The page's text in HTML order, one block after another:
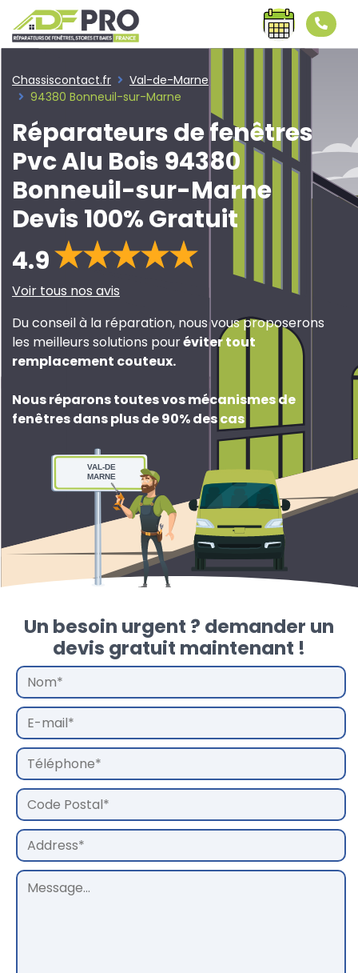
Chassiscontact.fr
Val-de-Marne
94380 Bonneuil-sur-Marne
Réparateurs de fenêtres
Pvc Alu Bois 94380
Bonneuil-sur-Marne
Devis 100% Gratuit
4.9
Voir tous nos avis
Du conseil à la réparation, nous vous proposerons
les meilleurs solutions pouréviter tout
remplacement couteux.
Nous réparons toutes vos mécanismes de
fenêtres dans plus de 90% des cas
VAL-DE
MARNE
Un besoin urgent ? demander un
devis gratuit maintenant !